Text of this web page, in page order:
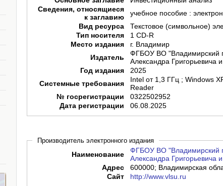
Сведения, относящиеся
к заглавию
учебное пособие :
Вид ресурса
Текстовое (символьное)
Тип носителя
1 CD-R
Место издания
г. Владимир
Издатель
ФГБОУ ВО "Владимирский
Александра Григорьевича
Год издания
2025
Системные требования
Intel от 1,3 ГГц ; Windows
Reader
№ госрегистрации
0322502952
Дата регистрации
06.08.2025
Производитель электронного издания
Наименование
ФГБОУ ВО "Владимирский
Александра Григорьевича
Адрес
600000; Владимирская
Сайт
http://www.vlsu.ru